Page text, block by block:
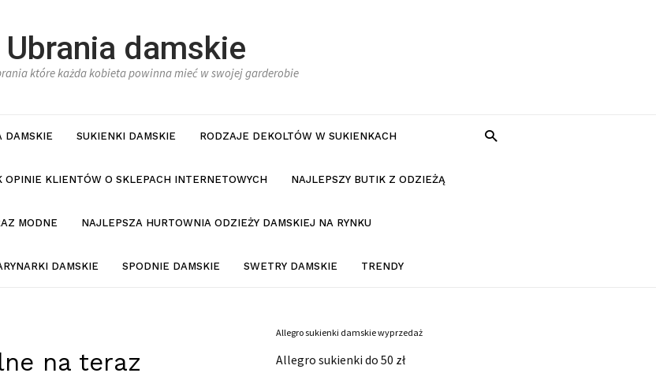
Ubrania damskie
które każda kobieta powinna mieć w swojej garderobie
DAMSKIE SUKIENKI DAMSKIE RODZAJE DEKOLTÓW W SUKIENKACH
OPINIE KLIENTÓW O SKLEPACH INTERNETOWYCH NAJLEPSZY BUTIK Z ODZIEŻĄ
MODNE NAJLEPSZA HURTOWNIA ODZIEŻY DAMSKIEJ NA RYNKU
DAMSKIE SPODNIE DAMSKIE SWETRY DAMSKIE TRENDY
na teraz
Allegro sukienki damskie wyprzedaż
Allegro sukienki do 50 zł